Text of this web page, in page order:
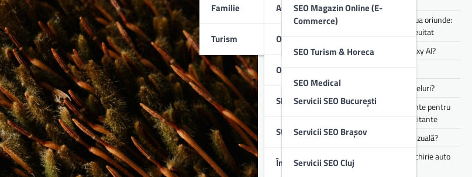
Familie
Turism
Comunicate De Presă
Audit SEO Tehnic
SEO Magazin Online (E-
Commerce)
SEO Turism & Horeca
SEO Medical
Optimizare SEO On-Page
Optimizare SEO Off-Page
SEO LocalServicii SEO București
Servicii SEO Brașov
Servicii SEO Cluj
Studii De Caz
Întrebări Frecvente (FAQ)
Experiența de party pe care o poți lua oriunde:
sunet portabil pentru vibe-uri de neuitat
Cum lucrezi mai rapid folosind Galaxy AI?
Cum alegi căști pentru muncă și apeluri?
Te simți mereu obosit? Ce suplimente pentru
energie pot ajuta în perioadele solicitante
Cum îți transformă AI experiența vizuală?
Cele mai populare branduri pentru chirie auto
din flota Justrent